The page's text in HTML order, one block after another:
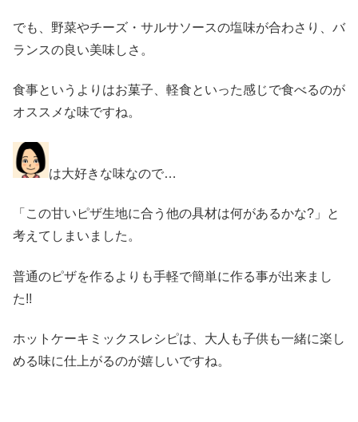
でも、野菜やチーズ・サルサソースの塩味が合わさり、バ
ランスの良い美味しさ。
食事というよりはお菓子、軽食といった感じで食べるのが
オススメな味ですね。
は大好きな味なので…
「この甘いピザ生地に合う他の具材は何があるかな?」と
考えてしまいました。
普通のピザを作るよりも手軽で簡単に作る事が出来まし
た!!
ホットケーキミックスレシピは、大人も子供も一緒に楽し
める味に仕上がるのが嬉しいですね。